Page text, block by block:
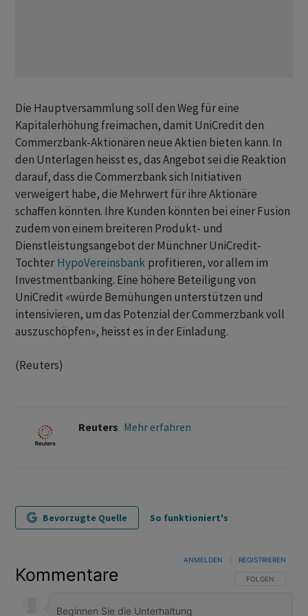
Die Hauptversammlung soll den Weg für eine
Kapitalerhöhung freimachen, ​damit ​UniCredit den
Commerzbank-Aktionären neue Aktien bieten ⁠kann. In
den Unterlagen heisst es, das ​Angebot sei die Reaktion
darauf, ⁠dass die Commerzbank sich Initiativen
verweigert habe, die Mehrwert für ihre Aktionäre
‌schaffen könnten. Ihre Kunden könnten bei einer Fusion
zudem von einem breiteren Produkt- und
Dienstleistungsangebot der Münchner UniCredit-
Tochter HypoVereinsbank profitieren, vor allem im
Investmentbanking. ‌Eine höhere Beteiligung von
UniCredit «würde Bemühungen unterstützen und
intensivieren, ​um das Potenzial der Commerzbank voll
auszuschöpfen», heisst es in der Einladung.
(Reuters)
Reuters Mehr erfahren
Bevorzugte Quelle So funktioniert's
Kommentare FOLGE DIESER
FOLGEN
ANMELDEN REGISTRIEREN